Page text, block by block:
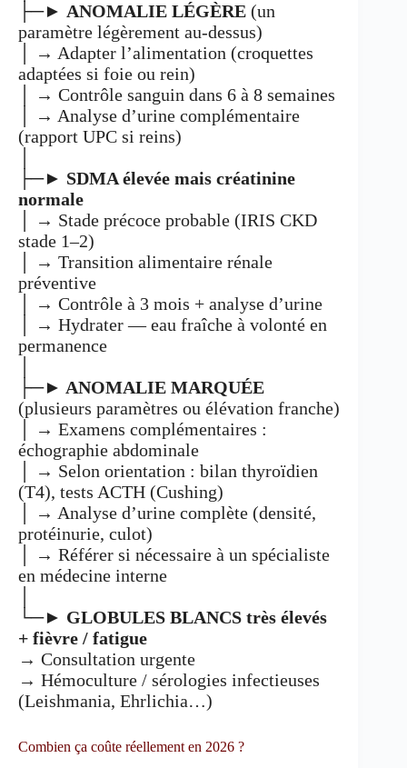
├─► ANOMALIE LÉGÈRE (un
paramètre légèrement au-dessus)
│ → Adapter l’alimentation (croquettes
adaptées si foie ou rein)
│ → Contrôle sanguin dans 6 à 8 semaines
│ → Analyse d’urine complémentaire
(rapport UPC si reins)
├─► SDMA élevée mais créatinine
normale
│ → Stade précoce probable (IRIS CKD
stade 1–2)
│ → Transition alimentaire rénale
préventive
│ → Contrôle à 3 mois + analyse d’urine
│ → Hydrater — eau fraîche à volonté en
permanence
├─► ANOMALIE MARQUÉE
(plusieurs paramètres ou élévation franche)
│ → Examens complémentaires :
échographie abdominale
│ → Selon orientation : bilan thyroïdien
(T4), tests ACTH (Cushing)
│ → Analyse d’urine complète (densité,
protéinurie, culot)
│ → Référer si nécessaire à un spécialiste
en médecine interne
└─► GLOBULES BLANCS très élevés
+ fièvre / fatigue
→ Consultation urgente
→ Hémoculture / sérologies infectieuses
(Leishmania, Ehrlichia…)
Combien ça coûte réellement en 2026 ?